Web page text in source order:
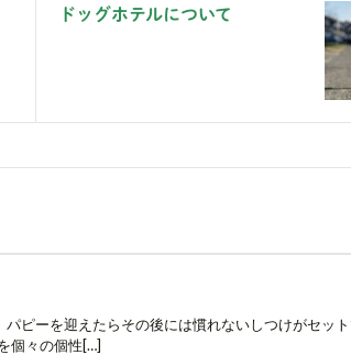
ドッグホテルについて
ピーを迎えたらその後には慣れないしつけがセッ
個々の個性[…]